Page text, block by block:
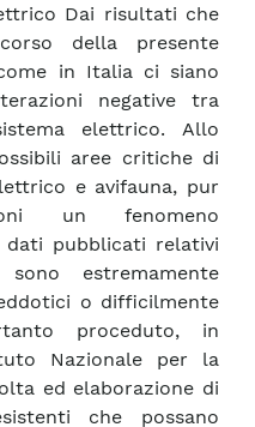
Dai risultati che
della presente
in Italia ci siano
negative tra
elettrico. Allo
aree critiche di
e avifauna, pur
un fenomeno
dati pubblicati relativi
estremamente
o difficilmente
proceduto, in
Nazionale per la
ed elaborazione di
che possano